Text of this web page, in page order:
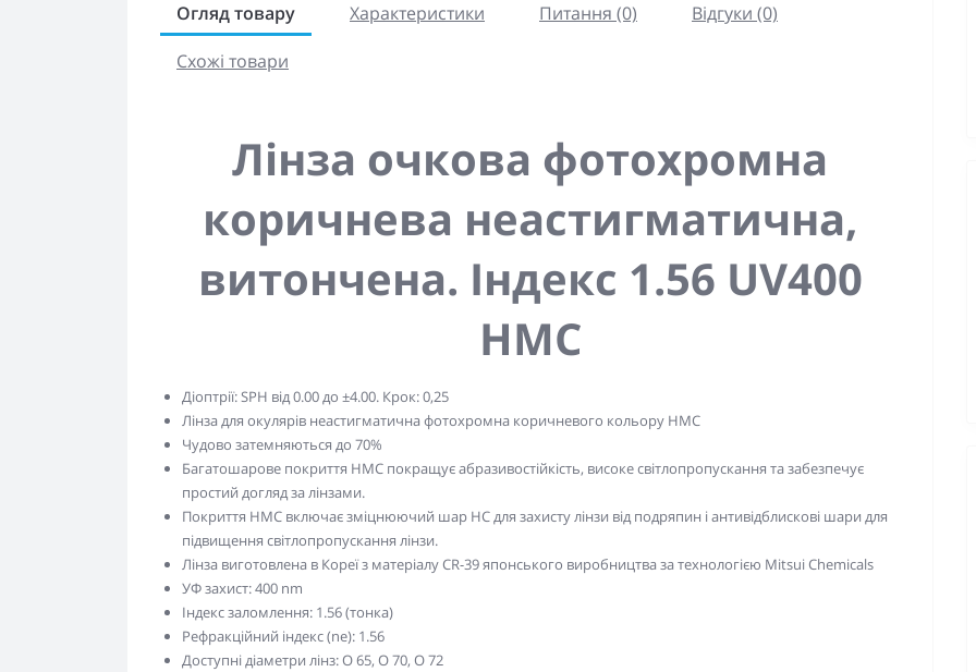
Огляд товару Характеристики Питання (0)
Відгуки (0)
Схожі товари
Лінза очкова фотохромна
коричнева неастигматична,
витончена. Індекс 1.56 UV400
HMC
Діоптрії: SPH від 0.00 до ±4.00. Крок: 0,25
Лінза для окулярів неастигматична фотохромна коричневого кольору HMC
Чудово затемняються до 70%
Багатошарове покриття HMC покращує абразивостійкість, високе світлопропускання та забезпечує
простий догляд за лінзами.
Покриття HMC включає зміцнюючий шар HC для захисту лінзи від подряпин і антивідблискові шари для
підвищення світлопропускання лінзи.
Лінза виготовлена в Кореї з матеріалу CR-39 японського виробництва за технологією Mitsui Chemicals
УФ захист: 400 nm
Індекс заломлення: 1.56 (тонка)
Рефракційний індекс (ne): 1.56
Доступні діаметри лінз: O 65, O 70, O 72